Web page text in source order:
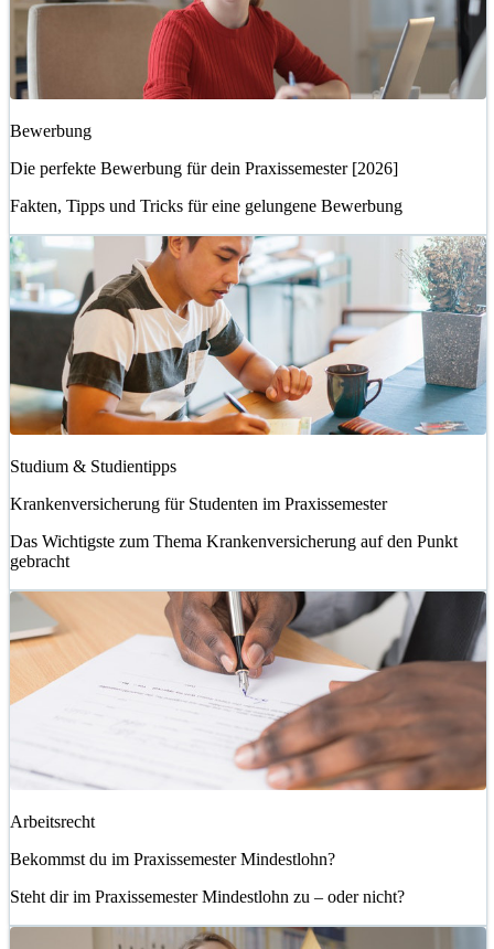
Bewerbung
Die perfekte Bewerbung für dein Praxissemester [2026]
Fakten, Tipps und Tricks für eine gelungene Bewerbung
Studium & Studientipps
Krankenversicherung für Studenten im Praxissemester
Das Wichtigste zum Thema Krankenversicherung auf den Punkt
gebracht
Arbeitsrecht
Bekommst du im Praxissemester Mindestlohn?
Steht dir im Praxissemester Mindestlohn zu – oder nicht?